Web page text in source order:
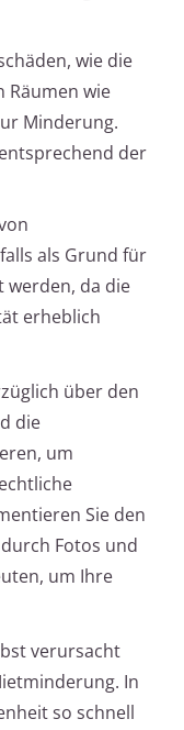
wie die
Räumen wie
Minderung.
der
als Grund für
werden, da die
erheblich
über den
die
um
Sie den
Fotos und
um Ihre
verursacht
In
so schnell